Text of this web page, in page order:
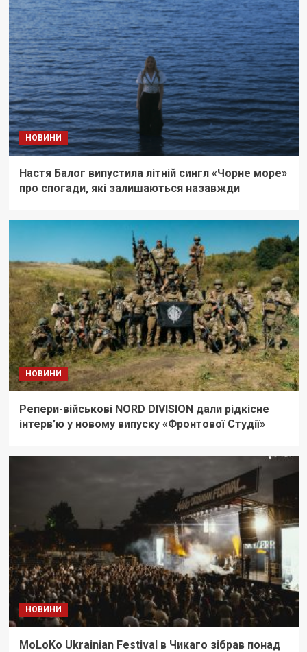
НОВИНИ
Настя Балог випустила літній сингл «Чорне море»
про спогади, які залишаються назавжди
НОВИНИ
Репери-військові NORD DIVISION дали рідкісне
інтерв’ю у новому випуску «Фронтової Студії»
НОВИНИ
MoLoKo Ukrainian Festival в Чикаго зібрав понад